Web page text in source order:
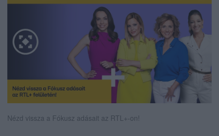
Nézd vissza a Fókusz adásait az RTL+-on!